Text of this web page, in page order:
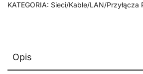
KATEGORIA: Sieci/Kable/LAN/Przyłącza
Opis